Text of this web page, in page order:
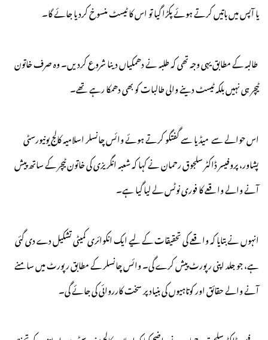
یا آپس میں باتیں کرتے ہوئے پکڑا گیا تو اس کا ٹیسٹ منسوخ کردیا جائے گا۔
طالبہ کے مطابق یہی وجہ تھی کہ طلبہ نے دھمکیاں دینا شروع کردیں۔ وہ صرف خاتون
ٹیچر ہی نہیں بلکہ ٹیسٹ دینے والی طالبات کو بھی دھمکا رہے تھے۔
اس حوالے سے میڈیا سے گفتگو کرتے ہوئے وائس چانسلر اسلامیہ کالج یونیورسٹی
پشاور، پروفیسر ڈاکٹر سلجوق رحمان نے کہا کہ شعبہ انگریزی کی خاتون ٹیچر کے ساتھ پیش
آنے والے واقعے کا فوری نوٹس لے لیا گیا ہے۔
انہوں نے بتایا کہ واقعے کی تحقیقات کے لیے ایک انکوائری کمیٹی تشکیل دے دی گئی
ہے، جو جلد اپنی رپورٹ پیش کرے گی۔ وائس چانسلر کے مطابق رپورٹ میں سامنے
آنے والے حقائق اور کوتاہیوں کی بنیاد پر سخت کارروائی کی جائے گی۔